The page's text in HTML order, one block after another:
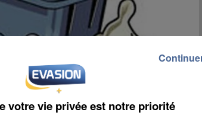
votre vie privée est notre priorité